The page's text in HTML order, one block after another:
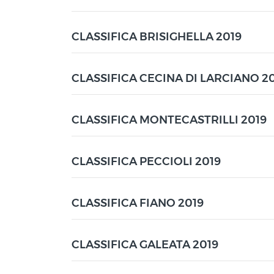
CLASSIFICA BRISIGHELLA 2019
CLASSIFICA CECINA DI LARCIANO
CLASSIFICA MONTECASTRILLI 2019
CLASSIFICA PECCIOLI 2019
CLASSIFICA FIANO 2019
CLASSIFICA GALEATA 2019